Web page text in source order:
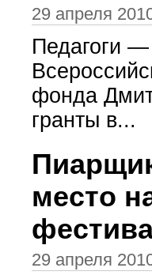
29 апреля
Педагоги
фонда
гранты в...
место
29 апреля